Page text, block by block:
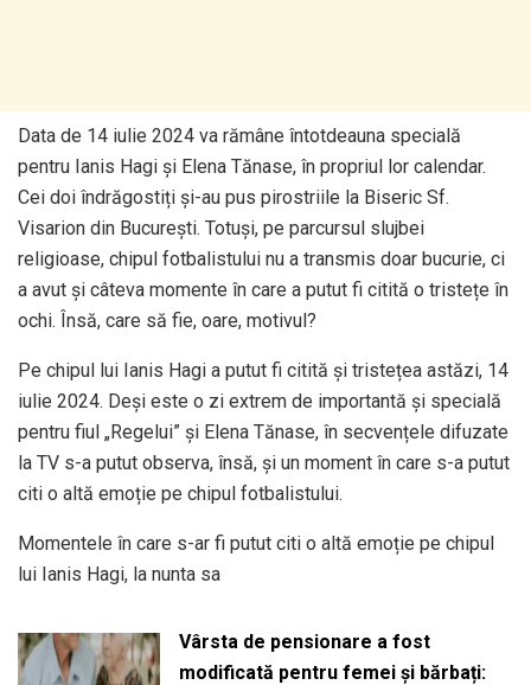
Data de 14 iulie 2024 va rămâne întotdeauna specială
pentru Ianis Hagi și Elena Tănase, în propriul lor calendar.
Cei doi îndrăgostiți și-au pus pirostriile la Biseric Sf.
Visarion din București. Totuși, pe parcursul slujbei
religioase, chipul fotbalistului nu a transmis doar bucurie, ci
a avut și câteva momente în care a putut fi citită o tristețe în
ochi. Însă, care să fie, oare, motivul?
Pe chipul lui Ianis Hagi a putut fi citită și tristețea astăzi, 14
iulie 2024. Deși este o zi extrem de importantă și specială
pentru fiul „Regelui” și Elena Tănase, în secvențele difuzate
la TV s-a putut observa, însă, și un moment în care s-a putut
citi o altă emoție pe chipul fotbalistului.
Momentele în care s-ar fi putut citi o altă emoție pe chipul
lui Ianis Hagi, la nunta sa
Vârsta de pensionare a fost
modificată pentru femei și bărbați: